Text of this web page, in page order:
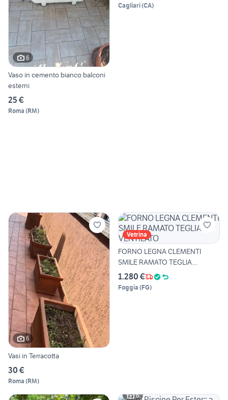
6
Vaso in cemento bianco balconi
esterni
25 €
Roma (RM)
Cagliari(CA)
6
Vasi in Terracotta
30 €
Roma (RM)
Vetrina
FORNO LEGNA CLEMENTI
SMILE RAMATO TEGLIA
VENTILATO
1.280 €
Foggia (FG)
6